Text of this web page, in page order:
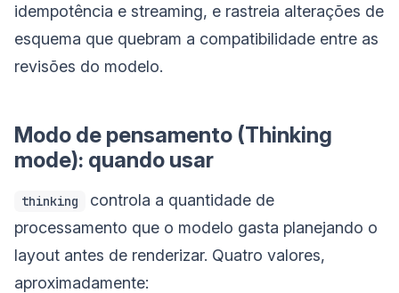
idempotência e streaming, e rastreia alterações de
esquema que quebram a compatibilidade entre as
revisões do modelo.
Modo de pensamento (Thinking
mode): quando usar
thinking
controla a quantidade de
processamento que o modelo gasta planejando o
layout antes de renderizar. Quatro valores,
aproximadamente: